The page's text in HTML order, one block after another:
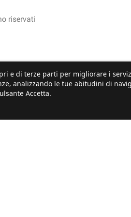
riservati
e di terze parti per migliorare i
analizzando le tue abitudini di
Accetta.